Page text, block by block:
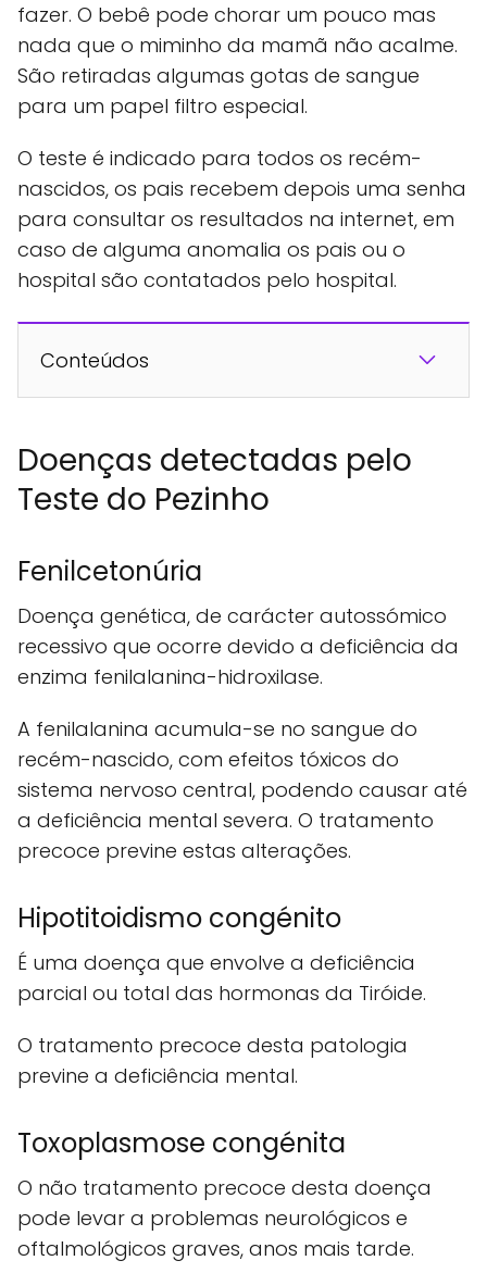
fazer. O bebê pode chorar um pouco mas
nada que o miminho da mamã não acalme.
São retiradas algumas gotas de sangue
para um papel filtro especial.
O teste é indicado para todos os recém-
nascidos, os pais recebem depois uma senha
para consultar os resultados na internet, em
caso de alguma anomalia os pais ou o
hospital são contatados pelo hospital.
Conteúdos
Doenças detectadas pelo
Teste do Pezinho
Fenilcetonúria
Doença genética, de carácter autossómico
recessivo que ocorre devido a deficiência da
enzima fenilalanina-hidroxilase.
A fenilalanina acumula-se no sangue do
recém-nascido, com efeitos tóxicos do
sistema nervoso central, podendo causar até
a deficiência mental severa. O tratamento
precoce previne estas alterações.
Hipotitoidismo congénito
É uma doença que envolve a deficiência
parcial ou total das hormonas da Tiróide.
O tratamento precoce desta patologia
previne a deficiência mental.
Toxoplasmose congénita
O não tratamento precoce desta doença
pode levar a problemas neurológicos e
oftalmológicos graves, anos mais tarde.